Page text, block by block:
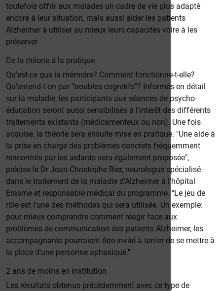
toutefois offrir aux malades un cadre de vie plus adapté
encore à leur situation, mais aussi aider les patients
Alzheimer à utiliser au mieux leurs capacités voire à les
préserver.
De la théorie à la pratique
Qu'est-ce que la mémoire? Comment fonctionne-t-elle?
Qu'entend-t-on par "troubles cognitifs"? Informés en détail
sur la maladie, les participants aux séances de psycho-
éducation seront aussi sensibilisés à l'intérêt des différents
traitements existants (médicamenteux ou non). Une fois
acquise, la théorie sera ensuite mise en pratique. "Une aide à
la prise en charge des problèmes concrets fréquemment
rencontrés par les aidants sera également proposée",
précise le Dr Jean-Christophe Bier, neurologue spécialisé
dans le traitement de la maladie d'Alzheimer à l'hôpital
Erasme et responsable médical du programme. "Le jeu de
rôle est l'une des méthodes qui sera utilisée. Un exemple:
pour mieux comprendre comment réagir face aux
problèmes de communication des patients Alzheimer, les
accompagnants pourraient être invité à tenter de se mettre à
la place d'une personne aphasique."
2 ans de moins en institution
Les résultats obtenus précédemment avec ce type de